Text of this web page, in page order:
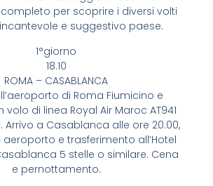
per scoprire i diversi volti
e suggestivo paese.
1°giorno
18.10
ROMA – CASABLANCA
di Roma Fiumicino e
di linea Royal Air Maroc AT941
Arrivo a Casablanca alle ore 20.00,
aeroporto e trasferimento all’Hotel
5 stelle o similare. Cena
e pernottamento.